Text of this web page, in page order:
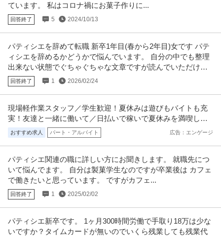
ています。 私はコロナ禍にお菓子作りに...
回答終了 5 2024/10/13
パティシエを辞めて転職 新卒1年目(春から2年目)女です パテ
ィシエを辞めるかどうかで悩んでいます。 自分の中でも整理
出来ない状態でぐちゃぐちゃな文章ですが読んでいただけま
すと幸いです。
回答終了 1 2026/02/24
現場軽作業スタッフ／学生歓迎！夏休みは遊びもバイトも充
実！友達と一緒に働いて／日払いで稼いで夏休みを満喫しよ
う！
おすすめ求人 パート・アルバイト 広告：エンゲージ
パティシエ関連の職に詳しい方にお聞きします。 就職先につ
いて悩んでます。 自分は製菓学生なのですが卒業後は カフェ
で働きたいと思っています。 ですがカフェ...
回答終了 1 2025/02/02
パティシエ新卒です。 1ヶ月300時間労働で手取り18万は少な
いですか？タイムカードが無いのでいくら残業しても残業代